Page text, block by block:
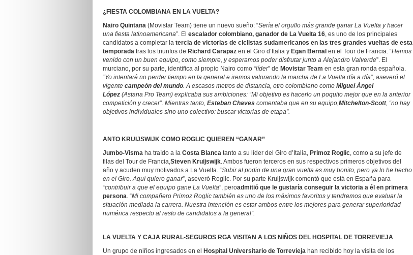
¿FIESTA COLOMBIANA EN LA VUELTA?
Nairo Quintana (Movistar Team) tiene un nuevo sueño: “Sería el orgullo más grande ganar La Vuelta y hacer
una fiesta latinoamericana”. El escalador colombiano, ganador de La Vuelta 16, es uno de los principales
candidatos a completar la tercia de victorias de ciclistas sudamericanos en las tres grandes vueltas de esta
temporada tras los triunfos de Richard Carapaz en el Giro d’Italia y Egan Bernal en el Tour de Francia. “Hemos
venido con un buen equipo, como siempre, y esperamos poder disfrutar junto a Alejandro Valverde”. El
murciano, por su parte, identifica al propio Nairo como “líder” de Movistar Team en esta gran ronda española.
“Yo intentaré no perder tiempo en la general e iremos valorando la marcha de La Vuelta día a día”, aseveró el
vigente campeón del mundo. A escasos metros de distancia, otro colombiano como Miguel Ángel
López (Astana Pro Team) explicaba sus ambiciones: “Mi objetivo es hacerlo un poquito mejor que en la anterior
competición y crecer”. Mientras tanto, Esteban Chaves comentaba que en su equipo,Mitchelton-Scott, “no hay
objetivos individuales sino uno colectivo: buscar victorias de etapa”.
ANTO KRUIJSWIJK COMO ROGLIC QUIEREN “GANAR”
Jumbo-Visma ha traído a la Costa Blanca tanto a su líder del Giro d’Italia, Primoz Roglic, como a su jefe de
filas del Tour de Francia,Steven Kruijswijk. Ambos fueron terceros en sus respectivos primeros objetivos del
año y acuden muy motivados a La Vuelta. “Subir al podio de una gran vuelta es muy bonito, pero ya lo he hecho
en el Giro. Aquí quiero ganar”, aseveró Roglic. Por su parte Kruijswijk comentó que está en España para
“contribuir a que el equipo gane La Vuelta”, peroadmitió que le gustaría conseguir la victoria a él en primera
persona. “Mi compañero Primoz Roglic también es uno de los máximos favoritos y tendremos que evaluar la
situación mediada la carrera. Nuestra intención es estar ambos entre los mejores para generar superioridad
numérica respecto al resto de candidatos a la general”.
LA VUELTA Y CAJA RURAL-SEGUROS RGA VISITAN A LOS NIÑOS DEL HOSPITAL DE TORREVIEJA
Un grupo de niños ingresados en el
Hospital Universitario de Torrevieja han recibido hoy la visita de los